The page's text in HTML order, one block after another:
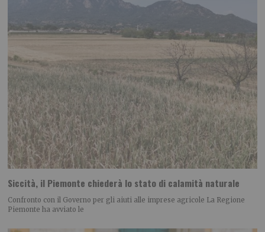
Siccità, il Piemonte chiederà lo stato di calamità naturale
Confronto con il Governo per gli aiuti alle imprese agricole La Regione
Piemonte ha avviato le